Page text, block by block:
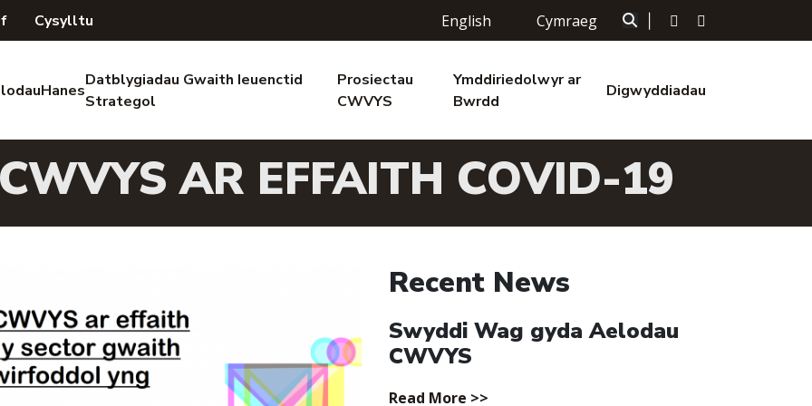
Cysylltu English Cymraeg
Hanes
Datblygiadau Gwaith Ieuenctid
Strategol
Prosiectau
CWVYS
Ymddiriedolwyr ar
Bwrdd
Digwyddiadau
AR EFFAITH COVID-19
Recent News
Swyddi Wag gyda Aelodau
CWVYS
Read More >>